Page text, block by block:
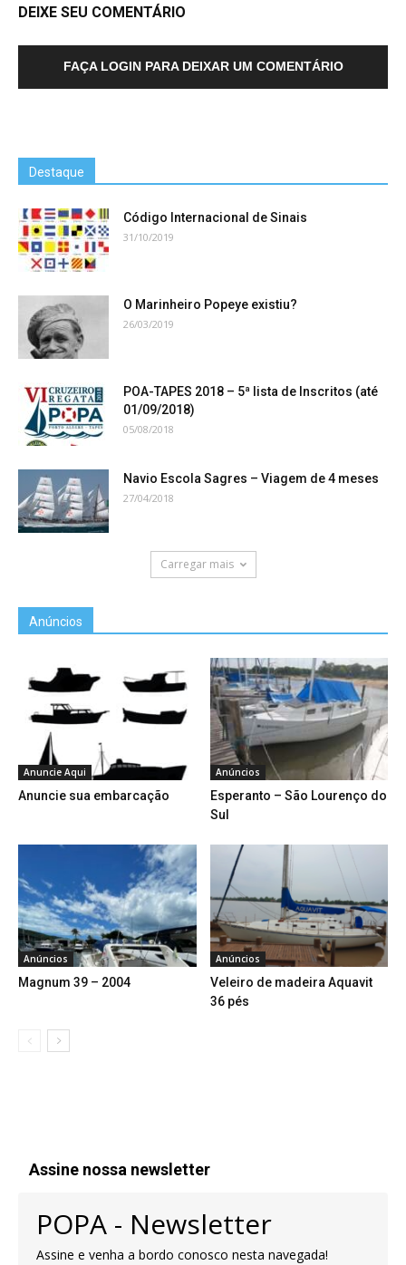
DEIXE SEU COMENTÁRIO
FAÇA LOGIN PARA DEIXAR UM COMENTÁRIO
Destaque
Código Internacional de Sinais
31/10/2019
O Marinheiro Popeye existiu?
26/03/2019
POA-TAPES 2018 – 5ª lista de Inscritos (até
01/09/2018)
05/08/2018
Navio Escola Sagres – Viagem de 4 meses
27/04/2018
Carregar mais
Anúncios
Anuncie Aqui
Anuncie sua embarcação
Anúncios
Esperanto – São Lourenço do
Sul
Anúncios
Magnum 39 – 2004
Anúncios
Veleiro de madeira Aquavit
36 pés
Assine nossa newsletter
POPA - Newsletter
Assine e venha a bordo conosco nesta navegada!